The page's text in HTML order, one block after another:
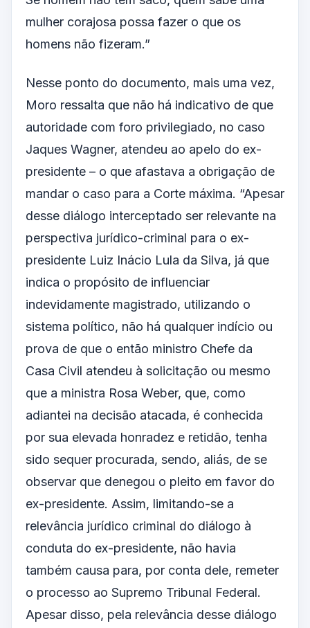
mulher corajosa possa fazer o que os
homens não fizeram.”
Nesse ponto do documento, mais uma vez,
Moro ressalta que não há indicativo de que
autoridade com foro privilegiado, no caso
Jaques Wagner, atendeu ao apelo do ex-
presidente – o que afastava a obrigação de
mandar o caso para a Corte máxima. “Apesar
desse diálogo interceptado ser relevante na
perspectiva jurídico-criminal para o ex-
presidente Luiz Inácio Lula da Silva, já que
indica o propósito de influenciar
indevidamente magistrado, utilizando o
sistema político, não há qualquer indício ou
prova de que o então ministro Chefe da
Casa Civil atendeu à solicitação ou mesmo
que a ministra Rosa Weber, que, como
adiantei na decisão atacada, é conhecida
por sua elevada honradez e retidão, tenha
sido sequer procurada, sendo, aliás, de se
observar que denegou o pleito em favor do
ex-presidente. Assim, limitando-se a
relevância jurídico criminal do diálogo à
conduta do ex-presidente, não havia
também causa para, por conta dele, remeter
o processo ao Supremo Tribunal Federal.
Apesar disso, pela relevância desse diálogo